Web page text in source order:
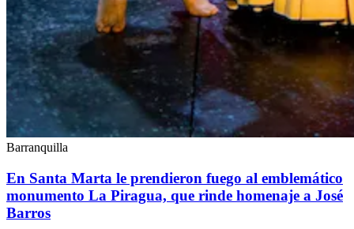
Barranquilla
En Santa Marta le prendieron fuego al emblemático
monumento La Piragua, que rinde homenaje a José
Barros